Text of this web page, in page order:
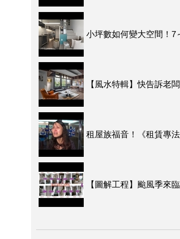
小坪數如何變大空間！7
【風水特輯】快告訴老
租屋族福音！《租賃專
【圖解工程】颱風季來